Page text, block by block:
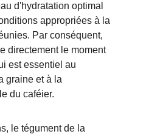
d'hydratation optimal
appropriées à la
Par conséquent,
directement le moment
est essentiel au
graine et à la
du caféier.
le tégument de la